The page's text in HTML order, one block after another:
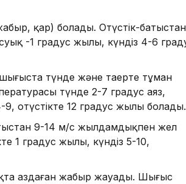
қар) болады. Оңтүстік-батыстан
-1 градус жылы, күндіз 4-6
түнде және таңертең тұман
түнде 2-7 градус аяз,
оңтүстікте 12 градус жылы болады.
9-14 м/с жылдамдықпен жел
1 градус жылы, күндіз 5-10,
аздаған жаңбыр жауады. Шығыс